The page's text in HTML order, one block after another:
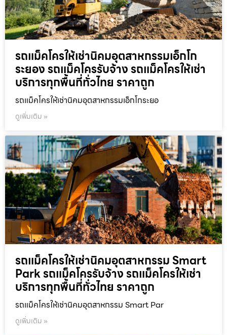
รถแม็คโครให้เช่านิคมอุตสาหกรรมเอ็กโก
ระยอง รถแม็คโครรับจ้าง รถแม็คโครให้เช่า
บริการทุกพื้นที่ทั่วไทย ราคาถูก
รถแม็คโครให้เช่านิคมอุตสาหกรรมเอ็กโกระยอ
ดูเพิ่มเติม »
รถแม็คโครให้เช่านิคมอุตสาหกรรม Smart
Park รถแม็คโครรับจ้าง รถแม็คโครให้เช่า
บริการทุกพื้นที่ทั่วไทย ราคาถูก
รถแม็คโครให้เช่านิคมอุตสาหกรรม Smart Par
ดูเพิ่มเติม »